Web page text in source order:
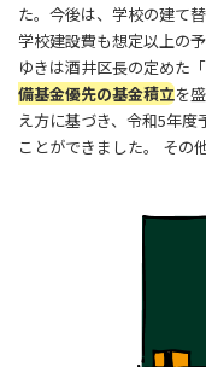
た。今後は、学校の建て
学校建設費も想定以上の
ゆきは酒井区長の定めた
備基金優先の基金積立を
え方に基づき、令和5年
ことができました。 その